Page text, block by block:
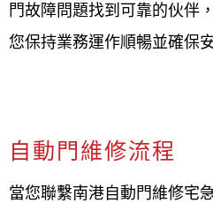
門故障問題找到可靠的伙伴
您保持業務運作順暢並確保
自動門維修流程
當您聯繫南港自動門維修宅